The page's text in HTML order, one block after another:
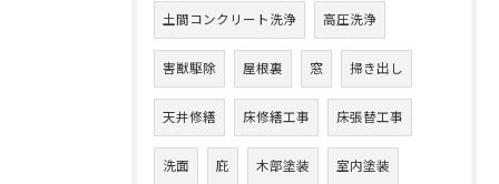
土間コンクリート洗浄 高圧洗浄
害獣駆除 屋根裏 窓 掃き出し
天井修繕 床修繕工事 床張替工事
洗面 庇 木部塗装 室内塗装